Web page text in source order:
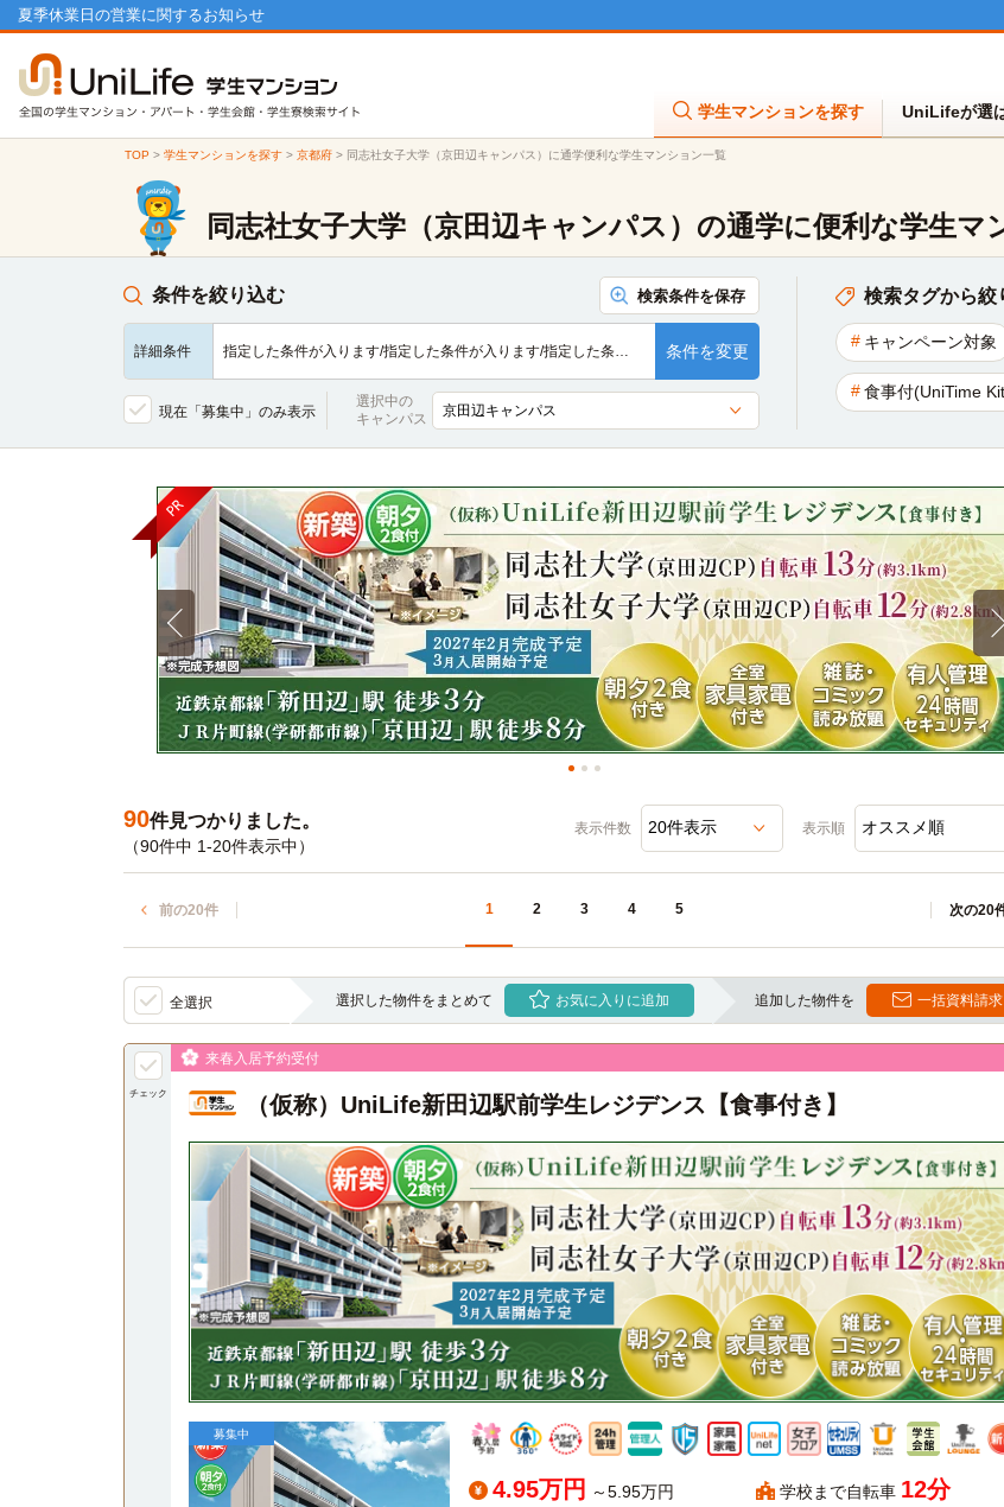
夏季休業日の営業に関するお知らせ
学生マンションを探す UniLifeが選
TOP > 学生マンションを探す> 京都府> 同志社女子大学（京田辺キャンパス）に通学便利な学生マンション一覧
同志社女子大学（京田辺キャンパス）の通学に便利な学生マ
条件を絞り込む 検索条件を保存
詳細条件 指定した条件が入ります/指定した条件が入ります/指定した条… 条件を変更
現在「募集中」のみ表示
選択中の
キャンパス
検索タグから絞
キャンペーン対象
食事付(UniTime
90件見つかりました。
（90件中 1-20件表示中）
表示件数 表示順
前の20件 1 2 3 4 5 次の20
全選択 選択した物件をまとめて お気に入りに追加 追加した物件を 一括資料請求
チェック
来春入居予約受付
（仮称）UniLife新田辺駅前学生レジデンス【食事付き】
募集中
4.95万円 ～5.95万円 学校まで自転車 12分